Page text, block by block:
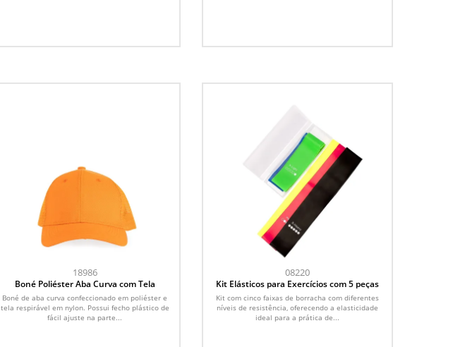
18986
Boné Poliéster Aba Curva com Tela
Boné de aba curva confeccionado em poliéster e
tela respirável em nylon. Possui fecho plástico de
fácil ajuste na parte...
08220
Kit Elásticos para Exercícios com 5 peças
Kit com cinco faixas de borracha com diferentes
níveis de resistência, oferecendo a elasticidade
ideal para a prática de...